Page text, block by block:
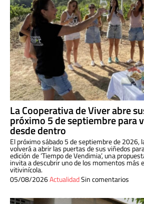
La Cooperativa de Viver abre
próximo 5 de septiembre para
desde dentro
El próximo sábado 5 de septiembre de 2026,
volverá a abrir las puertas de sus viñedos
edición de ‘Tiempo de Vendimia’, una
invita a descubrir uno de los momentos más
vitivinícola.
05/08/2026ActualidadSin comentarios